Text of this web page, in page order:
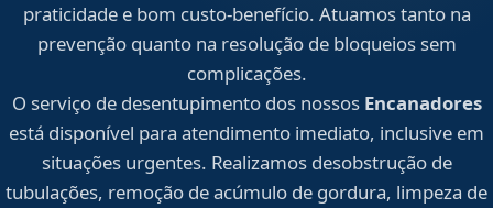
praticidade e bom custo-benefício. Atuamos tanto na
prevenção quanto na resolução de bloqueios sem
complicações.
O serviço de desentupimento dos nossos Encanadores
está disponível para atendimento imediato, inclusive em
situações urgentes. Realizamos desobstrução de
tubulações, remoção de acúmulo de gordura, limpeza de